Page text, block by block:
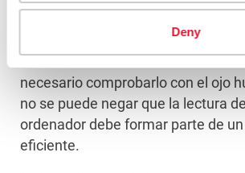
Deny
limitaciones. Pero el ordenador
necesario comprobarlo con el ojo
no se puede negar que la lectura
ordenador debe formar parte de
eficiente.